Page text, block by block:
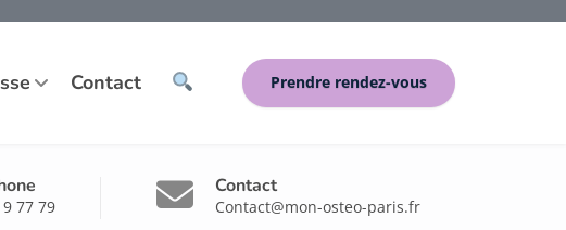
Contact Prendre rendez-vous
77 79
Contact
Contact@mon-osteo-paris.fr